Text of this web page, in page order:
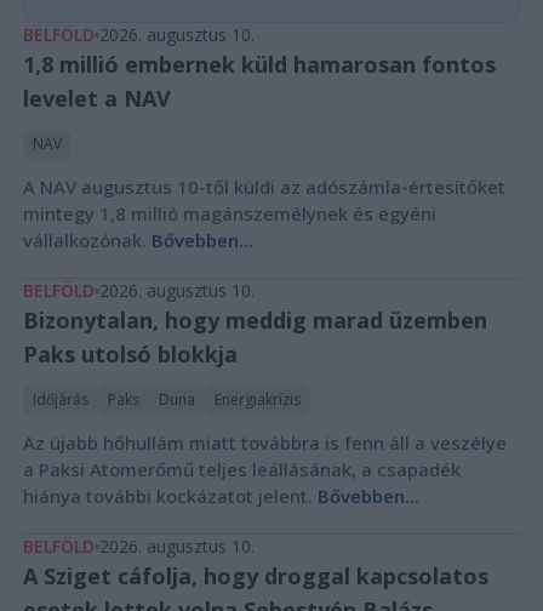
BELFÖLD 2026. augusztus 10.
1,8 millió embernek küld hamarosan fontos
levelet a NAV
NAV
A NAV augusztus 10-től küldi az adószámla-értesítőket
mintegy 1,8 millió magánszemélynek és egyéni
vállalkozónak. Bővebben...
BELFÖLD 2026. augusztus 10.
Bizonytalan, hogy meddig marad üzemben
Paks utolsó blokkja
Időjárás Paks Duna Energiakrízis
Az újabb hőhullám miatt továbbra is fenn áll a veszélye
a Paksi Atomerőmű teljes leállásának, a csapadék
hiánya további kockázatot jelent. Bővebben...
BELFÖLD 2026. augusztus 10.
A Sziget cáfolja, hogy droggal kapcsolatos